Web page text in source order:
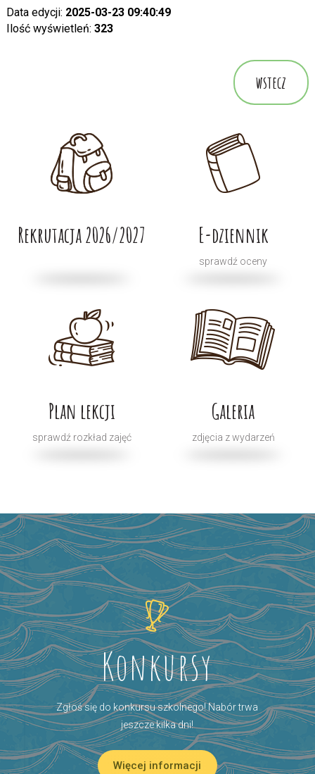
Data edycji: 2025-03-23 09:40:49
Ilość wyświetleń: 323
wstecz
Rekrutacja 2026/2027 E-dziennik
sprawdź oceny
Plan lekcji
sprawdź rozkład zajęć
Galeria
zdjęcia z wydarzeń
Konkursy
Zgłoś się do konkursu szkolnego! Nabór trwa
jeszcze kilka dni!
Więcej informacji